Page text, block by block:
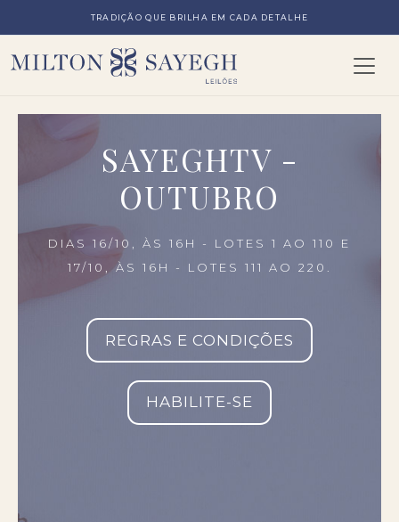
TRADIÇÃO QUE BRILHA EM CADA DETALHE
SAYEGHTV -
OUTUBRO
DIAS 16/10, ÀS 16H - LOTES 1 AO 110 E
17/10, ÀS 16H - LOTES 111 AO 220.
REGRAS E CONDIÇÕES
HABILITE-SE